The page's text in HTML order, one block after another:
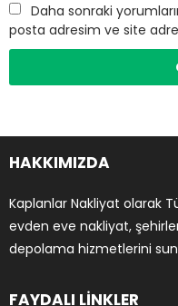
Daha sonraki
posta adresim ve site
HAKKIMIZDA
Kaplanlar Nakliyat olarak
evden eve nakliyat,
depolama hizmetlerini
FAYDALI LİNKLER